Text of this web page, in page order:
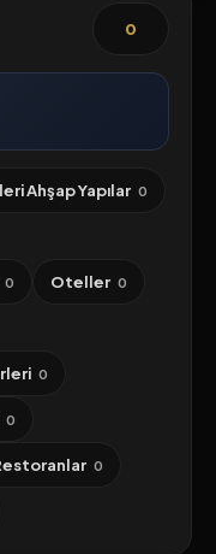
0
Ahşap Yapılar 0
0 Oteller 0
0
0
0